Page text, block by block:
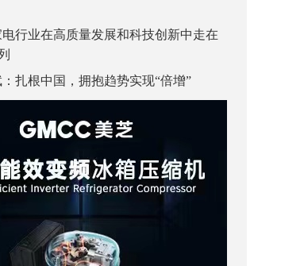
行业在高质量发展和科技创新中走在
扎根中国，拥抱趋势实现“倍增”